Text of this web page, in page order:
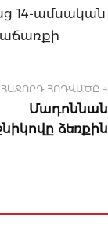
14-ամսական
ՀԱՋՈՐԴ ՀՈԴՎԱԾԸ →
Մադոննան
ձեռքին